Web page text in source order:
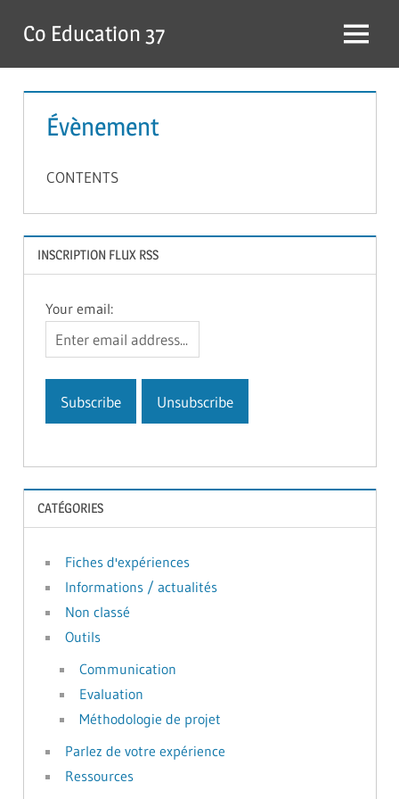
content
Co Education 37 Menu
Évènement
CONTENTS
INSCRIPTION FLUX RSS
Your email:
CATÉGORIES
Fiches d'expériences
Informations / actualités
Non classé
Outils
Communication
Evaluation
Méthodologie de projet
Parlez de votre expérience
Ressources